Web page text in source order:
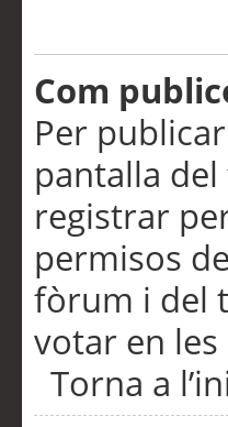
Com
Per
pantalla
registrar
permisos
fòrum i del
votar en les
Torna a